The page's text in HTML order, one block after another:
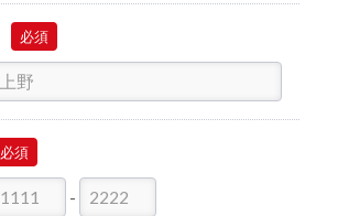
必須
必須
-